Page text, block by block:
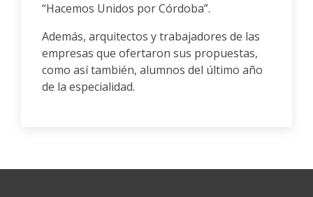
“Hacemos Unidos por Córdoba”.
Además, arquitectos y trabajadores de las
empresas que ofertaron sus propuestas,
como así también, alumnos del último año
de la especialidad.